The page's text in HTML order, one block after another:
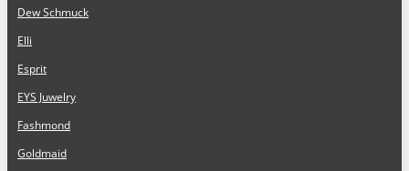
Dew Schmuck
Elli
Esprit
EYS Juwelry
Fashmond
Goldmaid